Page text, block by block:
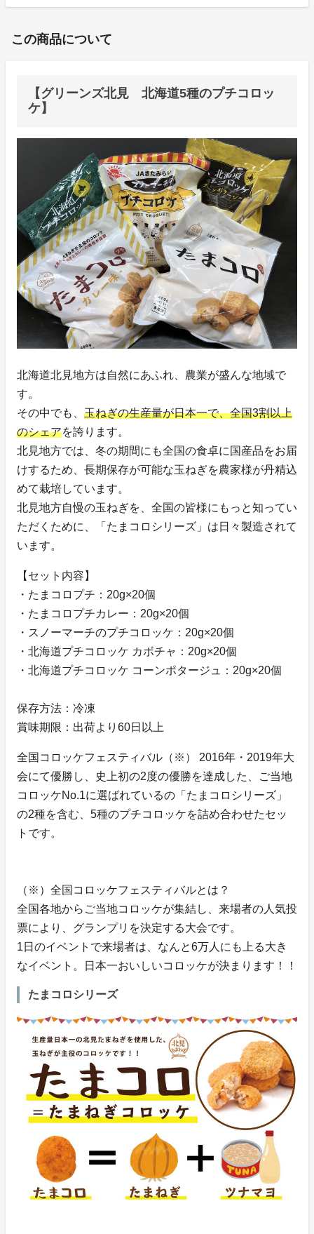
この商品について
【グリーンズ北見 北海道5種のプチコロッ
ケ】
北海道北見地方は自然にあふれ、農業が盛んな地域で
す。
その中でも、 玉ねぎの生産量が日本一で、全国3割以上
のシェアを誇ります。
北見地方では、冬の期間にも全国の食卓に国産品をお届
けするため、長期保存が可能な玉ねぎを農家様が丹精込
めて栽培しています。
北見地方自慢の玉ねぎを、全国の皆様にもっと知ってい
ただくために、「たまコロシリーズ」は日々製造されて
います。
【セット内容】
・たまコロプチ：20g×20個
・たまコロプチカレー：20g×20個
・スノーマーチのプチコロッケ：20g×20個
・北海道プチコロッケ カボチャ：20g×20個
・北海道プチコロッケ コーンポタージュ：20g×20個
保存方法：冷凍
賞味期限：出荷より60日以上
全国コロッケフェスティバル（※） 2016年・2019年大
会にて優勝し、史上初の2度の優勝を達成した、ご当地
コロッケNo.1に選ばれているの「たまコロシリーズ」
の2種を含む、5種のプチコロッケを詰め合わせたセッ
トです。
（※）全国コロッケフェスティバルとは？
全国各地からご当地コロッケが集結し、来場者の人気投
票により、グランプリを決定する大会です。
1日のイベントで来場者は、なんと6万人にも上る大き
なイベント。日本一おいしいコロッケが決まります！！
たまコロシリーズ